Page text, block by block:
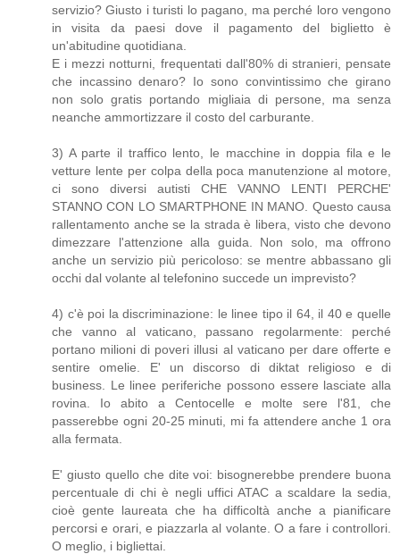
servizio? Giusto i turisti lo pagano, ma perché loro vengono
in visita da paesi dove il pagamento del biglietto è
un'abitudine quotidiana.
E i mezzi notturni, frequentati dall'80% di stranieri, pensate
che incassino denaro? Io sono convintissimo che girano
non solo gratis portando migliaia di persone, ma senza
neanche ammortizzare il costo del carburante.
3) A parte il traffico lento, le macchine in doppia fila e le
vetture lente per colpa della poca manutenzione al motore,
ci sono diversi autisti CHE VANNO LENTI PERCHE'
STANNO CON LO SMARTPHONE IN MANO. Questo causa
rallentamento anche se la strada è libera, visto che devono
dimezzare l'attenzione alla guida. Non solo, ma offrono
anche un servizio più pericoloso: se mentre abbassano gli
occhi dal volante al telefonino succede un imprevisto?
4) c'è poi la discriminazione: le linee tipo il 64, il 40 e quelle
che vanno al vaticano, passano regolarmente: perché
portano milioni di poveri illusi al vaticano per dare offerte e
sentire omelie. E' un discorso di diktat religioso e di
business. Le linee periferiche possono essere lasciate alla
rovina. Io abito a Centocelle e molte sere l'81, che
passerebbe ogni 20-25 minuti, mi fa attendere anche 1 ora
alla fermata.
E' giusto quello che dite voi: bisognerebbe prendere buona
percentuale di chi è negli uffici ATAC a scaldare la sedia,
cioè gente laureata che ha difficoltà anche a pianificare
percorsi e orari, e piazzarla al volante. O a fare i controllori.
O meglio, i bigliettai.